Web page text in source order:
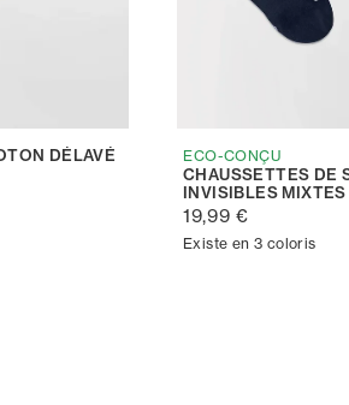
DÉLAVÉ
ECO-CONÇU
CHAUSSETTES DE
INVISIBLES MIXTES
19,99 €
Existe en 3 coloris